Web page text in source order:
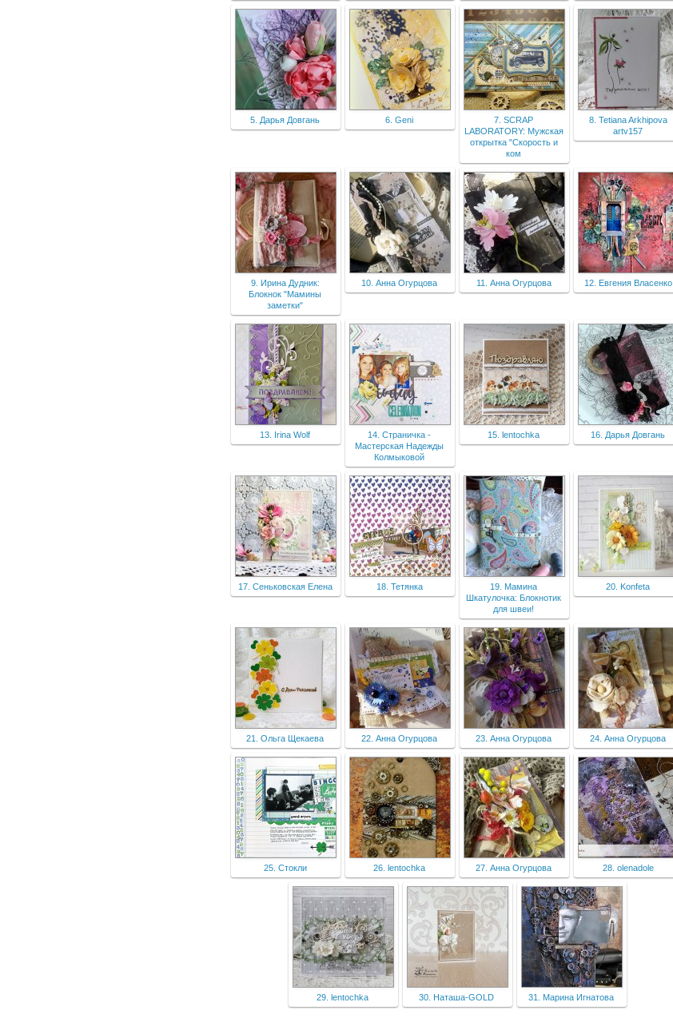
5. Дарья Довгань 6. Geni
7. SCRAP
LABORATORY: Мужская
открытка "Скорость и
ком
8. Tetiana Arkhipova
artv157
9. Ирина Дудник:
Блокнок "Мамины
заметки"
10. Анна Огурцова 11. Анна Огурцова 12. Евгения Власенко
13. Irina Wolf
14. Страничка -
Мастерская Надежды
Колмыковой
15. lentochka 16. Дарья Довгань
17. Сеньковская Елена 18. Тетянка
19. Мамина
Шкатулочка: Блокнотик
для швеи!
20. Konfeta
21. Ольга Щекаева 22. Анна Огурцова 23. Анна Огурцова 24. Анна Огурцова
25. Стокли 26. lentochka 27. Анна Огурцова 28. olenadole
29. lentochka 30. Наташа-GOLD 31. Марина Игнатова